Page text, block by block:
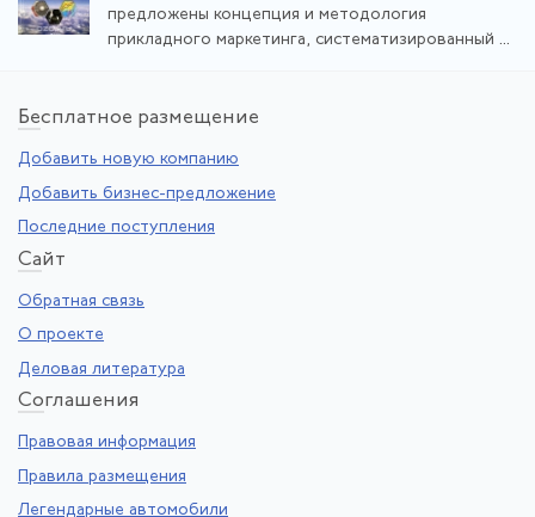
предложены концепция и методология
прикладного маркетинга, систематизированный ...
Бесплатное размещение
Добавить новую компанию
Добавить бизнес-предложение
Последние поступления
Сайт
Обратная связь
О проекте
Деловая литература
Соглашения
Правовая информация
Правила размещения
Легендарные автомобили